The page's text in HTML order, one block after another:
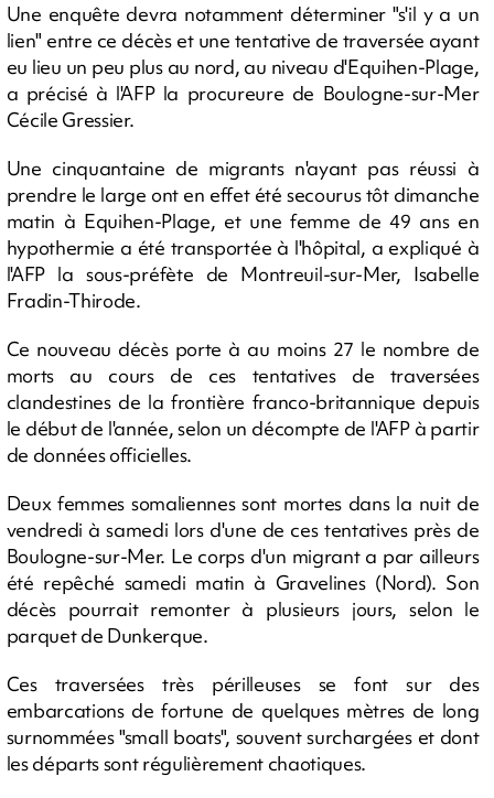
Une enquête devra notamment déterminer "s'il y a un
lien" entre ce décès et une tentative de traversée ayant
eu lieu un peu plus au nord, au niveau d'Equihen-Plage,
a précisé à l'AFP la procureure de Boulogne-sur-Mer
Cécile Gressier.
Une cinquantaine de migrants n'ayant pas réussi à
prendre le large ont en effet été secourus tôt dimanche
matin à Equihen-Plage, et une femme de 49 ans en
hypothermie a été transportée à l'hôpital, a expliqué à
l'AFP la sous-préfète de Montreuil-sur-Mer, Isabelle
Fradin-Thirode.
Ce nouveau décès porte à au moins 27 le nombre de
morts au cours de ces tentatives de traversées
clandestines de la frontière franco-britannique depuis
le début de l'année, selon un décompte de l'AFP à partir
de données officielles.
Deux femmes somaliennes sont mortes dans la nuit de
vendredi à samedi lors d'une de ces tentatives près de
Boulogne-sur-Mer. Le corps d'un migrant a par ailleurs
été repêché samedi matin à Gravelines (Nord). Son
décès pourrait remonter à plusieurs jours, selon le
parquet de Dunkerque.
Ces traversées très périlleuses se font sur des
embarcations de fortune de quelques mètres de long
surnommées "small boats", souvent surchargées et dont
les départs sont régulièrement chaotiques.